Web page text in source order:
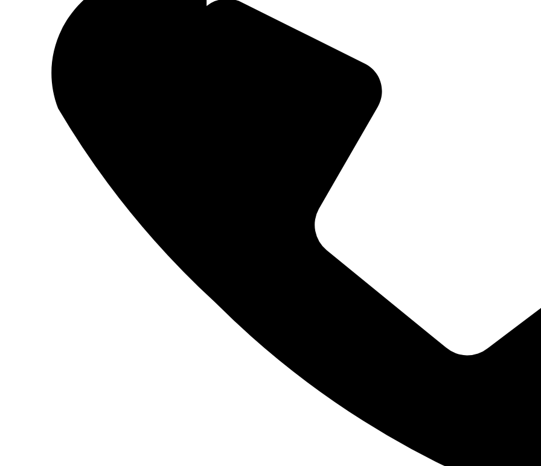
+55 43 3372-7555
+55 43 99156-3548
pgd@pgd.com.br
“PORTANTO... FAZEI TUDO PARA GLÓRIA DE DEUS”
Nós utilizamos cookies para garantir que você tenha a melhor experiência em nosso site. Se você continua a usar este site, assumimos que